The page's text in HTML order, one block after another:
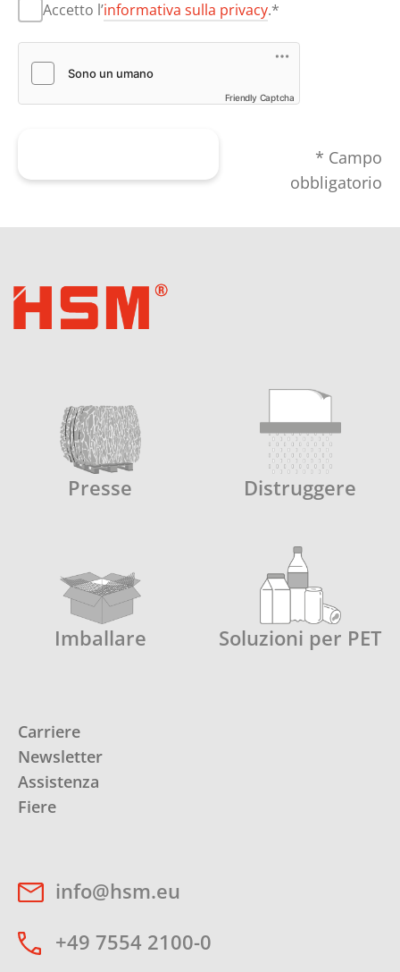
Accetto l’informativa sulla privacy.*
Friendly Captcha
* Campo
obbligatorio
Presse Distruggere
Imballare Soluzioni per PET
Carriere
Newsletter
Assistenza
Fiere
info@hsm.eu
+49 7554 2100-0